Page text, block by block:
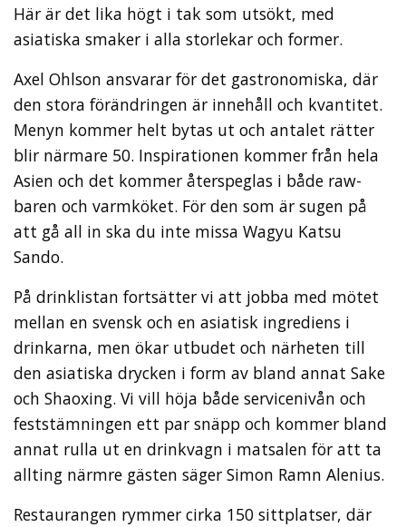
Här är det lika högt i tak som utsökt, med
asiatiska smaker i alla storlekar och former.
Axel Ohlson ansvarar för det gastronomiska, där
den stora förändringen är innehåll och kvantitet.
Menyn kommer helt bytas ut och antalet rätter
blir närmare 50. Inspirationen kommer från hela
Asien och det kommer återspeglas i både raw-
baren och varmköket. För den som är sugen på
att gå all in ska du inte missa Wagyu Katsu
Sando.
På drinklistan fortsätter vi att jobba med mötet
mellan en svensk och en asiatisk ingrediens i
drinkarna, men ökar utbudet och närheten till
den asiatiska drycken i form av bland annat Sake
och Shaoxing. Vi vill höja både servicenivån och
feststämningen ett par snäpp och kommer bland
annat rulla ut en drinkvagn i matsalen för att ta
allting närmre gästen säger Simon Ramn Alenius.
Restaurangen rymmer cirka 150 sittplatser, där